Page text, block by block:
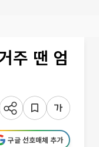
주 땐 엄
구글 선호매체 추가